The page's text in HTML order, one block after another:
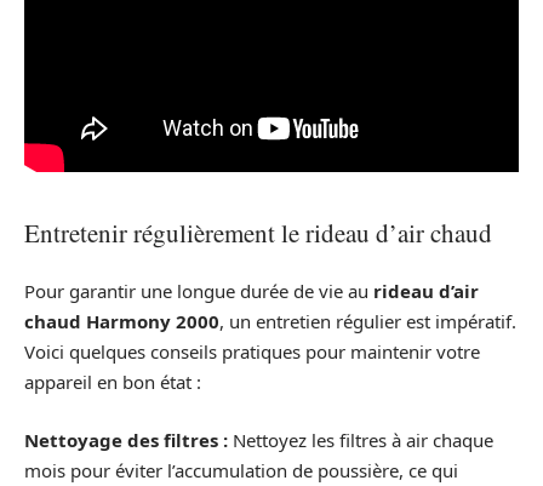
Entretenir régulièrement le rideau d’air chaud
Pour garantir une longue durée de vie au rideau d’air
chaud Harmony 2000, un entretien régulier est impératif.
Voici quelques conseils pratiques pour maintenir votre
appareil en bon état :
Nettoyage des filtres : Nettoyez les filtres à air chaque
mois pour éviter l’accumulation de poussière, ce qui